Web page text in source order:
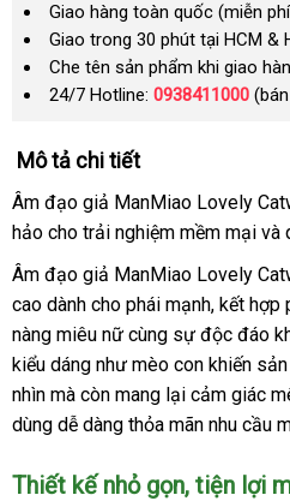
Giao hàng toàn quốc (miễn
Giao trong 30 phút tại HCM &
Che tên sản phẩm khi giao
24/7 Hotline: 0938411000
Mô tả chi tiết
Âm đạo giả ManMiao Lovely
hảo cho trải nghiệm mềm mại
Âm đạo giả ManMiao Lovely
cao dành cho phái mạnh, kết
nàng miêu nữ cùng sự độc đáo
kiểu dáng như mèo con khiến
nhìn mà còn mang lại cảm giác
dùng dễ dàng thỏa mãn nhu cầu
Thiết kế nhỏ gọn, tiện lợi